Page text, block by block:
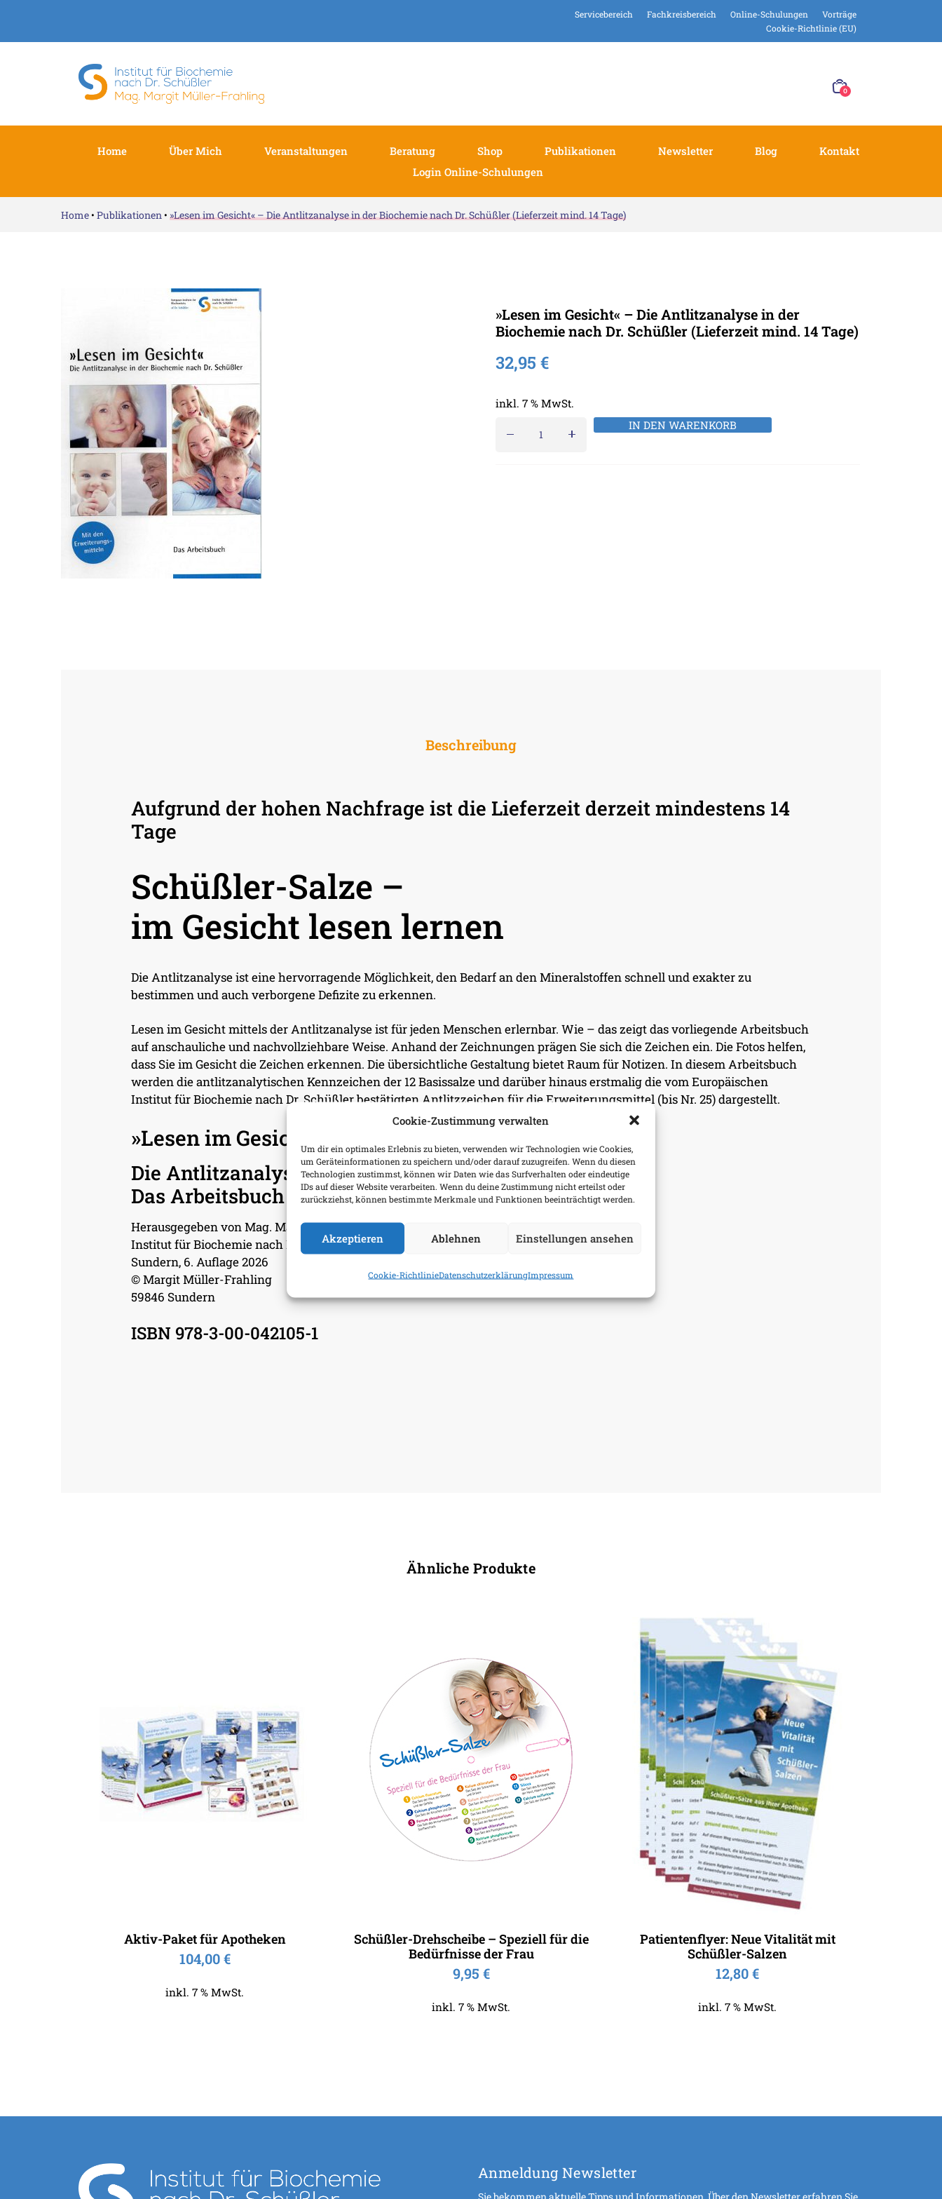
Cookie-Zustimmung verwalten
Um dir ein optimales Erlebnis zu bieten, verwenden wir Technologien wie Cookies,
um Geräteinformationen zu speichern und/oder darauf zuzugreifen. Wenn du diesen
Technologien zustimmst, können wir Daten wie das Surfverhalten oder eindeutige
IDs auf dieser Website verarbeiten. Wenn du deine Zustimmung nicht erteilst oder
zurückziehst, können bestimmte Merkmale und Funktionen beeinträchtigt werden.
Akzeptieren Ablehnen Einstellungen ansehen
Cookie-RichtlinieDatenschutzerklärungImpressum
Servicebereich Fachkreisbereich Online-Schulungen
Vorträge
Cookie-Richtlinie (EU)
0
Home Über Mich Veranstaltungen Beratung Shop Publikationen Newsletter Blog
Kontakt
Login Online-Schulungen
Home • Publikationen • »Lesen im Gesicht« – Die Antlitzanalyse in der Biochemie nach Dr. Schüßler (Lieferzeit mind. 14 Tage)
»Lesen im Gesicht« – Die Antlitzanalyse in der
Biochemie nach Dr. Schüßler (Lieferzeit mind. 14 Tage)
32,95 €
inkl. 7 % MwSt.
IN DEN WARENKORB
Beschreibung
Aufgrund der hohen Nachfrage ist die Lieferzeit derzeit mindestens 14
Tage
Schüßler-Salze –
im Gesicht lesen lernen
Die Antlitzanalyse ist eine hervorragende Möglichkeit, den Bedarf an den Mineralstoffen schnell und exakter zu
bestimmen und auch verborgene Defizite zu erkennen.
Lesen im Gesicht mittels der Antlitzanalyse ist für jeden Menschen erlernbar. Wie – das zeigt das vorliegende Arbeitsbuch
auf anschauliche und nachvollziehbare Weise. Anhand der Zeichnungen prägen Sie sich die Zeichen ein. Die Fotos helfen,
dass Sie im Gesicht die Zeichen erkennen. Die übersichtliche Gestaltung bietet Raum für Notizen. In diesem Arbeitsbuch
werden die antlitzanalytischen Kennzeichen der 12 Basissalze und darüber hinaus erstmalig die vom Europäischen
Institut für Biochemie nach Dr. Schüßler bestätigten Antlitzzeichen für die Erweiterungsmittel (bis Nr. 25) dargestellt.
»Lesen im Gesicht«
Die Antlitzanalyse in der Biochemie nach Dr. Schüßler
Das Arbeitsbuch
Herausgegeben von Mag. Margit Müller-Frahling,
Institut für Biochemie nach Dr. Schüßler
Sundern, 6. Auflage 2026
© Margit Müller-Frahling
59846 Sundern
ISBN 978-3-00-042105-1
Ähnliche Produkte
Aktiv-Paket für Apotheken
104,00€
inkl. 7 % MwSt.
Schüßler-Drehscheibe – Speziell für die
Bedürfnisse der Frau
9,95 €
inkl. 7 % MwSt.
Patientenflyer: Neue Vitalität mit
Schüßler-Salzen
12,80€
inkl. 7 % MwSt.
Anmeldung Newsletter